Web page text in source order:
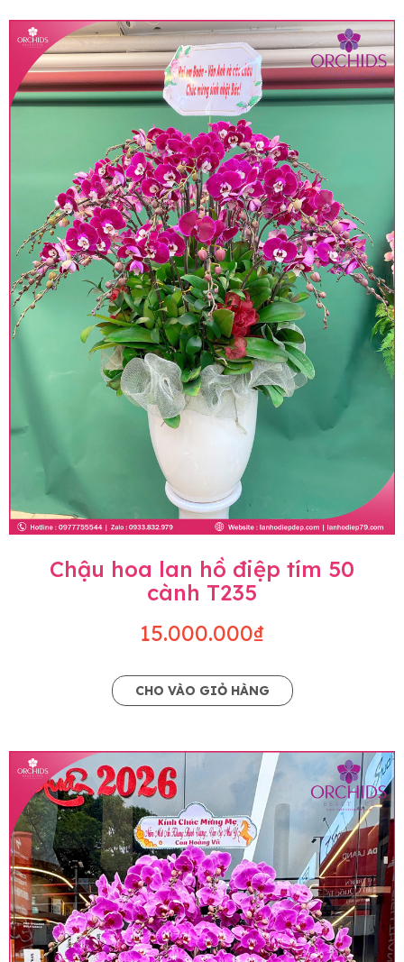
Chậu hoa lan hồ điệp tím 50
cành T235
15.000.000₫
CHO VÀO GIỎ HÀNG